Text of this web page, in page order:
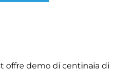
offre demo di centinaia di